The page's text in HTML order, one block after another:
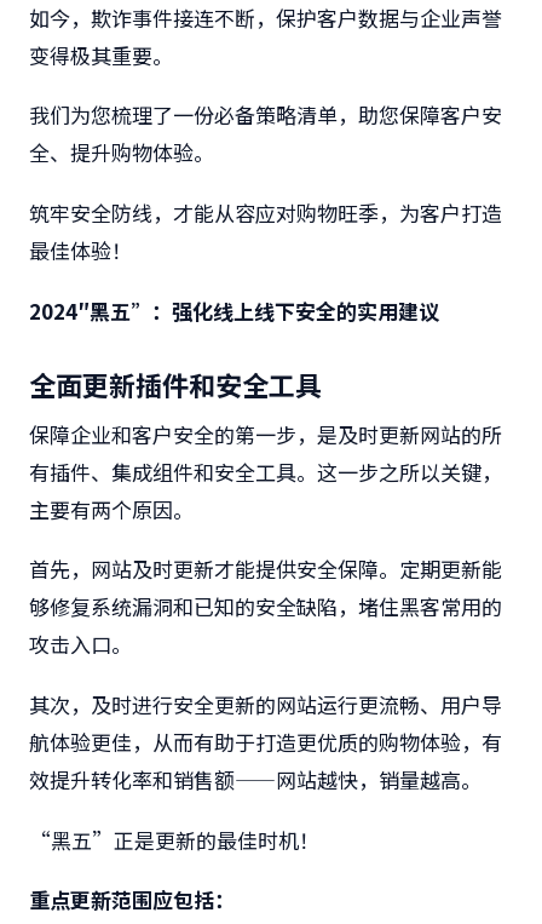
如今，欺诈事件接连不断，保护客户数据与企业声誉
变得极其重要。
我们为您梳理了一份必备策略清单，助您保障客户安
全、提升购物体验。
筑牢安全防线，才能从容应对购物旺季，为客户打造
最佳体验！
2024″黑五”：强化线上线下安全的实用建议
全面更新插件和安全工具
保障企业和客户安全的第一步，是及时更新网站的所
有插件、集成组件和安全工具。这一步之所以关键，
主要有两个原因。
首先，网站及时更新才能提供安全保障。定期更新能
够修复系统漏洞和已知的安全缺陷，堵住黑客常用的
攻击入口。
其次，及时进行安全更新的网站运行更流畅、用户导
航体验更佳，从而有助于打造更优质的购物体验，有
效提升转化率和销售额——网站越快，销量越高。
“黑五”正是更新的最佳时机！
重点更新范围应包括：